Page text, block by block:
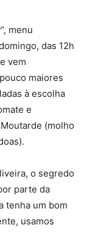
“, menu
das 12h
vem
maiores
à escolha
e
(molho
o segredo
parte da
tenha um bom
usamos